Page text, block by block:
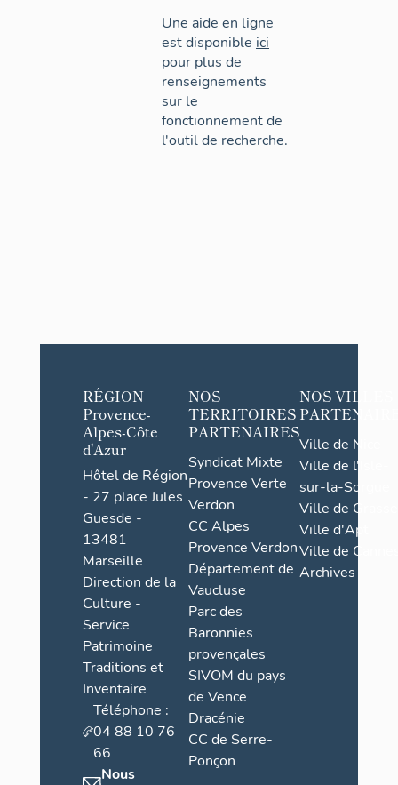
Une aide en ligne
est disponible ici
pour plus de
renseignements
sur le
fonctionnement de
l'outil de recherche.
RÉGION
Provence-
Alpes-Côte
d'Azur
Hôtel de Région
- 27 place Jules
Guesde -
13481
Marseille
Direction de la
Culture -
Service
Patrimoine
Traditions et
Inventaire
Téléphone :
04 88 10 76
66
Nous
NOS
TERRITOIRES
PARTENAIRES
Syndicat Mixte
Provence Verte
Verdon
CC Alpes
Provence Verdon
Département de
Vaucluse
Parc des
Baronnies
provençales
SIVOM du pays
de Vence
Dracénie
CC de Serre-
Ponçon
NOS VILLES
Ville de Nice
Ville de l'Isle-
sur-la-Sorgue
Ville de Grasse
Ville d'Apt
Ville de
Archives